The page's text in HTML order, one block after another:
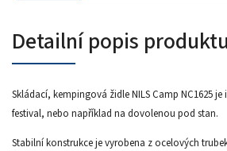
Detailní popis produktu
Skládací, kempingová židle NILS Camp NC1625
festival, nebo například na dovolenou pod stan.
Stabilní konstrukce je vyrobena z ocelových